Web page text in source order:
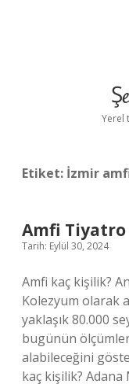
Yerel
Etiket: İzmir
Amfi Tiyatro
Tarih: Eylül 30, 2024
Amfi kaç kişilik?
Kolezyum olarak
yaklaşık 80.000
bugünün
alabileceğini
kaç kişilik?